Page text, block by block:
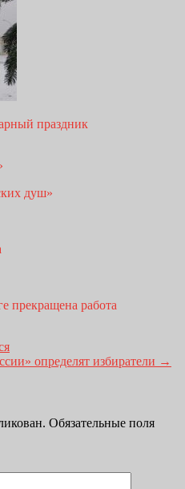
праздник
душ»
прекращена работа
определят избиратели →
Обязательные поля